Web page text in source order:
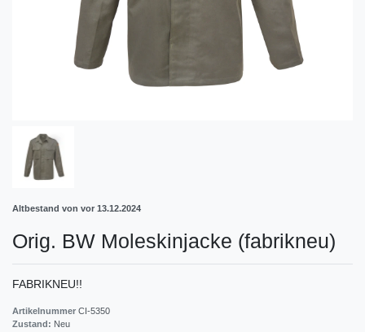
Altbestand von vor 13.12.2024
Orig. BW Moleskinjacke (fabrikneu)
FABRIKNEU!!
Artikelnummer CI-5350
Zustand: Neu